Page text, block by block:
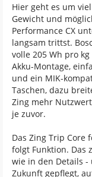
Hier geht es um
Gewicht und
Performance CX
langsam trittst.
volle 205 Wh pro
Akku-Montage,
und ein MIK-
Taschen, dazu
Zing mehr
je zuvor.
Das Zing Trip Core
folgt Funktion. Das
wie in den Details
Zukunft gepflegt,